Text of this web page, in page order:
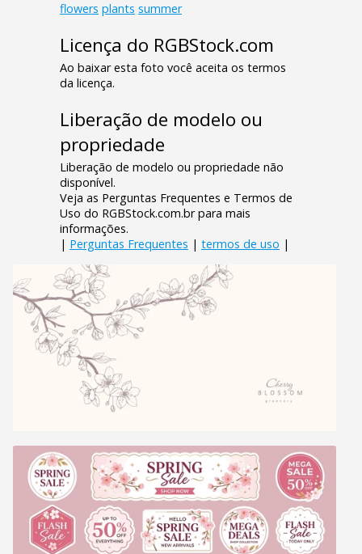
flowers plants summer
Licença do RGBStock.com
Ao baixar esta foto você aceita os termos
da licença.
Liberação de modelo ou
propriedade
Liberação de modelo ou propriedade não
disponível.
Veja as Perguntas Frequentes e Termos de
Uso do RGBStock.com.br para mais
informações.
| Perguntas Frequentes | termos de uso |